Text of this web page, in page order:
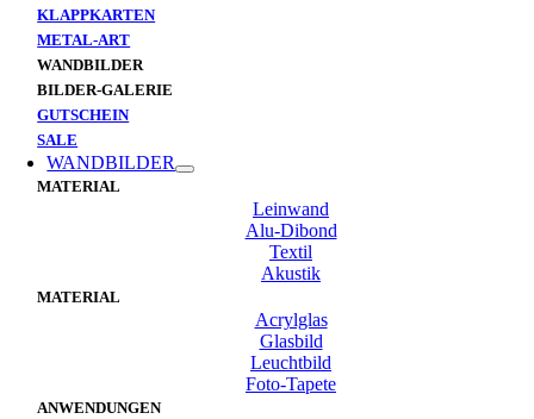
KLAPPKARTEN
METAL-ART
WANDBILDER
BILDER-GALERIE
GUTSCHEIN
SALE
WANDBILDER
MATERIAL
Leinwand
Alu-Dibond
Textil
Akustik
MATERIAL
Acrylglas
Glasbild
Leuchtbild
Foto-Tapete
ANWENDUNGEN